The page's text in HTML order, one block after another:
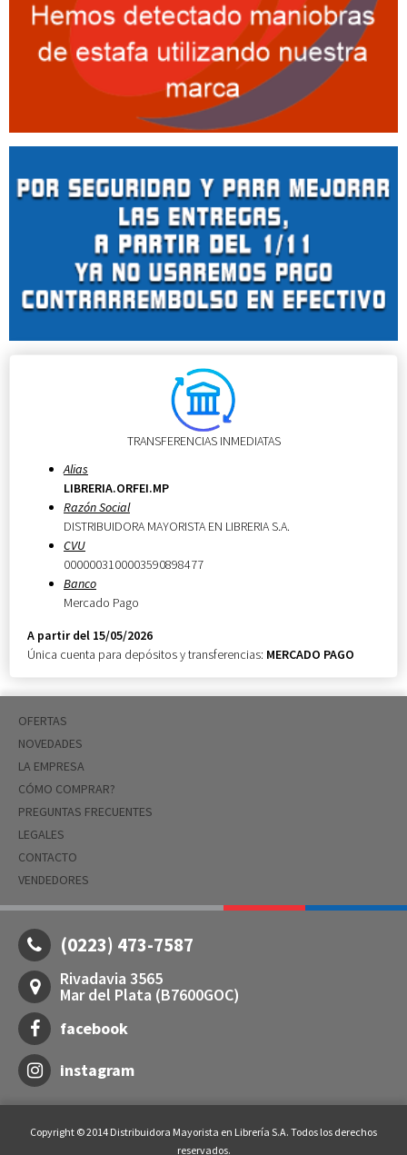
TRANSFERENCIAS INMEDIATAS
Alias
LIBRERIA.ORFEI.MP
Razón Social
DISTRIBUIDORA MAYORISTA EN LIBRERIA S.A.
CVU
0000003100003590898477
Banco
Mercado Pago
A partir del 15/05/2026
Única cuenta para depósitos y transferencias: MERCADO PAGO
OFERTAS
NOVEDADES
LA EMPRESA
CÓMO COMPRAR?
PREGUNTAS FRECUENTES
LEGALES
CONTACTO
VENDEDORES
(0223) 473-7587
Rivadavia 3565
Mar del Plata (B7600GOC)
facebook
instagram
Copyright © 2014 Distribuidora Mayorista en Librería S.A. Todos los derechos
reservados.